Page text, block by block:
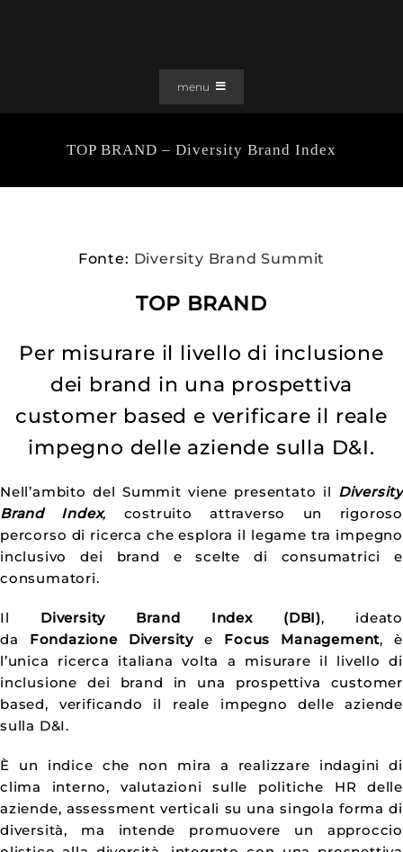
menu
SOLUZIONI WEB
CLIENTI
TOP BRAND – Diversity Brand Index
Fonte: Diversity Brand Summit
TOP BRAND
Per misurare il livello di inclusione
dei brand in una prospettiva
customer based e verificare il reale
impegno delle aziende sulla D&I.
Nell’ambito del Summit viene presentato il Diversity
Brand Index, costruito attraverso un rigoroso
percorso di ricerca che esplora il legame tra impegno
inclusivo dei brand e scelte di consumatrici e
consumatori.
Il Diversity Brand Index (DBI), ideato
da Fondazione Diversity e Focus Management, è
l’unica ricerca italiana volta a misurare il livello di
inclusione dei brand in una prospettiva customer
based, verificando il reale impegno delle aziende
sulla D&I.
È un indice che non mira a realizzare indagini di
clima interno, valutazioni sulle politiche HR delle
aziende, assessment verticali su una singola forma di
diversità, ma intende promuovere un approccio